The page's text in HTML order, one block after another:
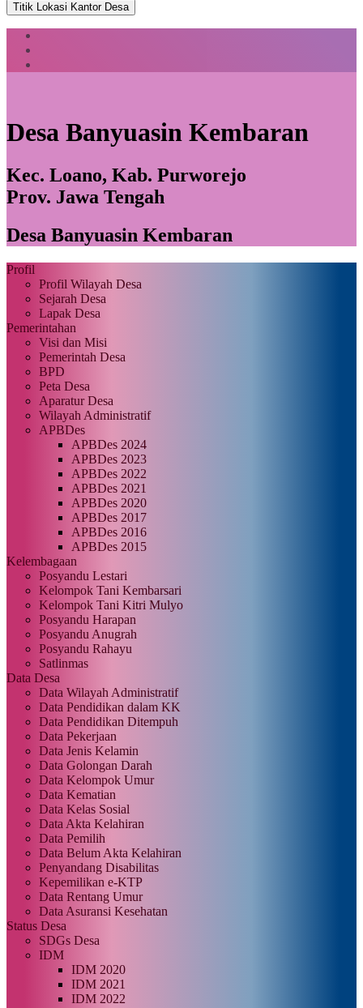
Titik Lokasi Kantor Desa
Desa Banyuasin Kembaran
Kec. Loano, Kab. Purworejo
Prov. Jawa Tengah
Desa Banyuasin Kembaran
Profil
Profil Wilayah Desa
Sejarah Desa
Lapak Desa
Pemerintahan
Visi dan Misi
Pemerintah Desa
BPD
Peta Desa
Aparatur Desa
Wilayah Administratif
APBDes
APBDes 2024
APBDes 2023
APBDes 2022
APBDes 2021
APBDes 2020
APBDes 2017
APBDes 2016
APBDes 2015
Kelembagaan
Posyandu Lestari
Kelompok Tani Kembarsari
Kelompok Tani Kitri Mulyo
Posyandu Harapan
Posyandu Anugrah
Posyandu Rahayu
Satlinmas
Data Desa
Data Wilayah Administratif
Data Pendidikan dalam KK
Data Pendidikan Ditempuh
Data Pekerjaan
Data Jenis Kelamin
Data Golongan Darah
Data Kelompok Umur
Data Kematian
Data Kelas Sosial
Data Akta Kelahiran
Data Pemilih
Data Belum Akta Kelahiran
Penyandang Disabilitas
Kepemilikan e-KTP
Data Rentang Umur
Data Asuransi Kesehatan
Status Desa
SDGs Desa
IDM
IDM 2020
IDM 2021
IDM 2022